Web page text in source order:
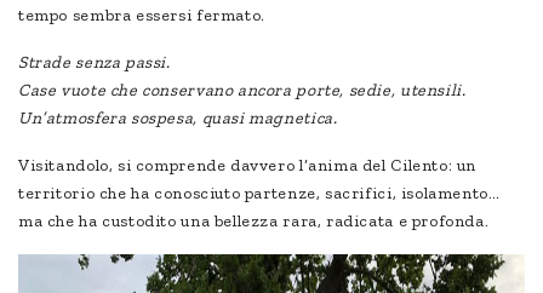
tempo sembra essersi fermato.
Strade senza passi.
Case vuote che conservano ancora porte, sedie, utensili.
Un’atmosfera sospesa, quasi magnetica.
Visitandolo, si comprende davvero l’anima del Cilento: un
territorio che ha conosciuto partenze, sacrifici, isolamento…
ma che ha custodito una bellezza rara, radicata e profonda.